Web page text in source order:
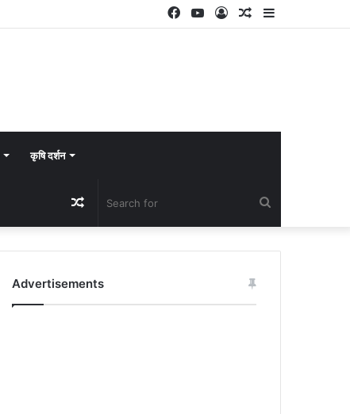
Sidebar
Random
Log
YouTube
Facebook
कृषि दर्शन
for
Random
Article
Advertisements